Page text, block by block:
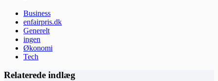
Business
enfairpris.dk
Generelt
ingen
Økonomi
Tech
Relaterede indlæg